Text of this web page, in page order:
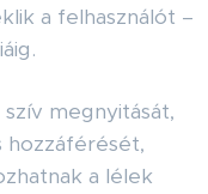
a felhasználót –
szív megnyitását,
a lélek